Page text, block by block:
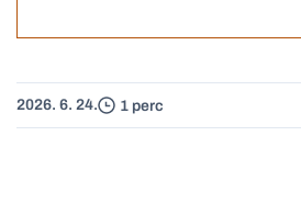
2026. 6. 24. 1 perc